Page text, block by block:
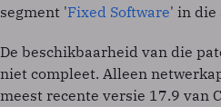
segment 'Fixed Software' in die
De beschikbaarheid van die
niet compleet. Alleen
meest recente versie 17.9 van